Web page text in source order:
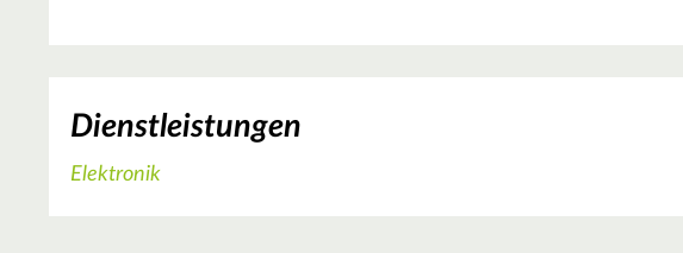
Dienstleistungen
Elektronik